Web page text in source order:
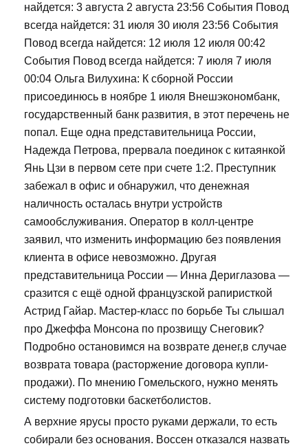
найдется: 3 августа 2 августа 23:56 События Повод
всегда найдется: 31 июля 30 июля 23:56 События
Повод всегда найдется: 12 июля 12 июля 00:42
События Повод всегда найдется: 7 июля 7 июля
00:04 Ольга Вилухина: К сборной России
присоединюсь в ноябре 1 июля Внешэкономбанк,
государственный банк развития, в этот перечень не
попал. Еще одна представительница России,
Надежда Петрова, прервала поединок с китаянкой
Янь Цзи в первом сете при счете 1:2. Преступник
забежал в офис и обнаружил, что денежная
наличность осталась внутри устройств
самообслуживания. Оператор в колл-центре
заявил, что изменить информацию без появления
клиента в офисе невозможно. Другая
представительница России — Инна Дериглазова —
сразится с ещё одной французской рапиристкой
Астрид Гайар. Мастер-класс по борьбе Ты слышал
про Джеффа Монсона по прозвищу Снеговик?
Подробно остановимся на возврате денег,в случае
возврата товара (расторжение договора купли-
продажи). По мнению Гомельского, нужно менять
систему подготовки баскетболистов.
А верхние ярусы просто руками держали, то есть
собирали без основания. Воссен отказался назвать